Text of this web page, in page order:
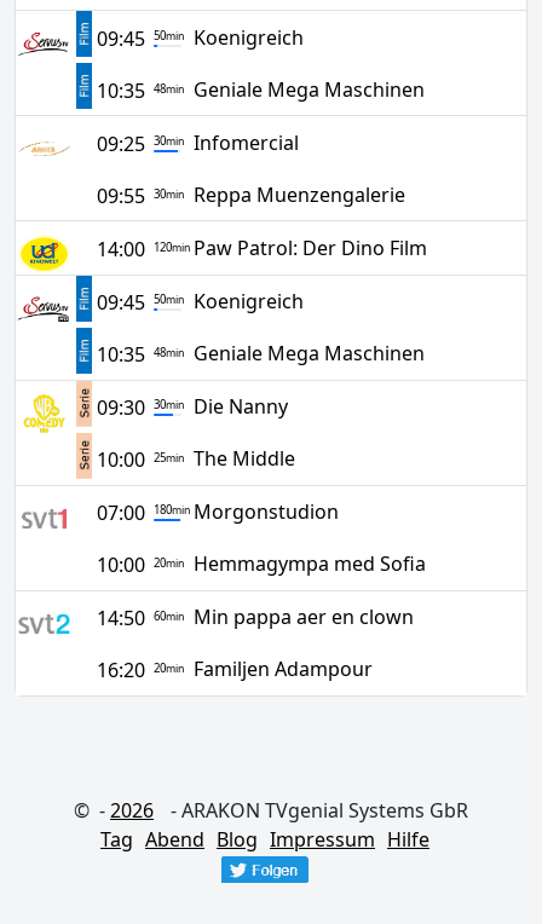
09:45 50min
Koenigreich
10:35 48min Geniale Mega Maschinen
09:25 30min
Infomercial
09:55 30min Reppa Muenzengalerie
14:00 120min Paw Patrol: Der Dino Film
09:45 50min
Koenigreich
10:35 48min Geniale Mega Maschinen
09:30 30min
Die Nanny
10:00 25min The Middle
07:00 180min Morgonstudion
10:00 20min Hemmagympa med Sofia
14:50 60min
Min pappa aer en clown
16:20 20min Familjen Adampour
© -2026
- ARAKON TVgenial Systems GbR
Tag Abend Blog Impressum Hilfe